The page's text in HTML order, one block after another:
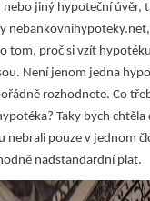
jiný hypoteční úvěr,
tom, proč si vzít
Není jenom jedna
rozhodnete. Co
Taky bych
nebrali pouze v jednom
nadstandardní plat.